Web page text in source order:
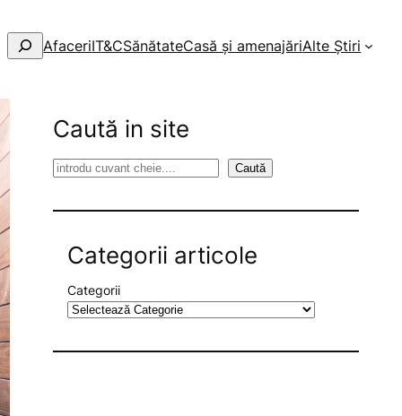
AfaceriIT&CSănătateCasă și amenajăriAlte Știri
Caută in site
S
a
Caută
Categorii articole
Categorii